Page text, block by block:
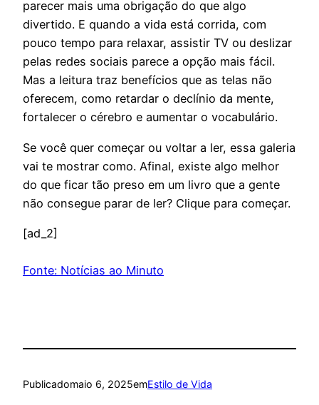
parecer mais uma obrigação do que algo
divertido. E quando a vida está corrida, com
pouco tempo para relaxar, assistir TV ou deslizar
pelas redes sociais parece a opção mais fácil.
Mas a leitura traz benefícios que as telas não
oferecem, como retardar o declínio da mente,
fortalecer o cérebro e aumentar o vocabulário.
Se você quer começar ou voltar a ler, essa galeria
vai te mostrar como. Afinal, existe algo melhor
do que ficar tão preso em um livro que a gente
não consegue parar de ler? Clique para começar.
[ad_2]
Fonte: Notícias ao Minuto
Publicadomaio 6, 2025emEstilo de Vida